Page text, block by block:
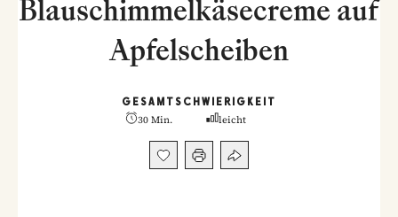
Blauschimmelkäsecreme auf
Apfelscheiben
GESAMT
30 Min.
SCHWIERIGKEIT
leicht